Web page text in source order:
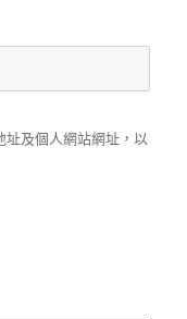
址及個人網站網址，以